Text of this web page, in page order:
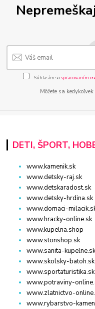
Súhlasím sospracovaním
Môžete sa
DETI, ŠPORT,
www.kamenik.sk
www.detsky-raj.sk
www.detskaradost.sk
www.detsky-hrdina.sk
www.domaci-
www.hracky-online.sk
www.kupelna.shop
www.stonshop.sk
www.sanita-
www.skolsky-batoh.sk
www.sportaturistika.sk
www.potraviny-
www.zlatnictvo-
www.rybarstvo-